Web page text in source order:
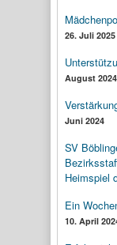
26. Juli 2025
August 2024
Juni 2024
SV
Heimspiel
Ein
10. April